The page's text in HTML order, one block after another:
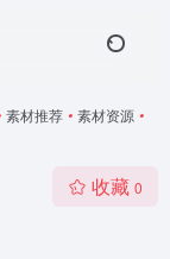
素材推荐 • 素材资源 •
收藏 0